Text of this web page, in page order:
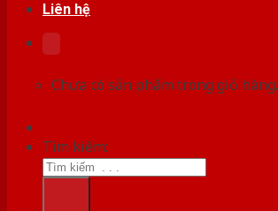
Liên hệ
Chưa có sản phẩm trong giỏ hàng.
Tìm kiếm: